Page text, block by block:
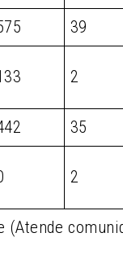
39
2
35
2
(Atende